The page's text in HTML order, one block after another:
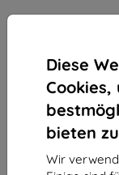
Diese
Cookies,
bieten
Wir
3MK Silver
S901 S22